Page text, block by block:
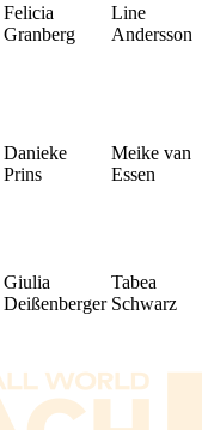
Felicia
Granberg
Line
Andersson
Danieke
Prins
Meike van
Essen
Giulia
Deißenberger
Tabea
Schwarz